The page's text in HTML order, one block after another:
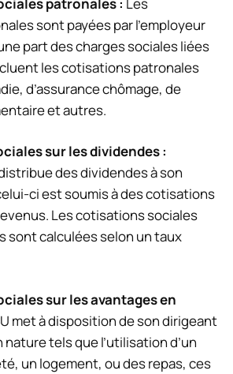
sont payées par l’employeur
part des charges sociales liées
les cotisations patronales
d’assurance chômage, de
et autres.
sur les dividendes :
des dividendes à son
ci est soumis à des cotisations
Les cotisations sociales
sont calculées selon un taux
sur les avantages en
met à disposition de son dirigeant
tels que l’utilisation d’un
un logement, ou des repas, ces